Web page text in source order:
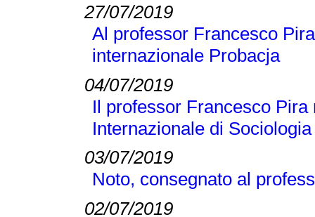
27/07/2019
Al professor Francesco
internazionale Probacja
04/07/2019
Il professor Francesco
Internazionale di
03/07/2019
Noto, consegnato al
02/07/2019